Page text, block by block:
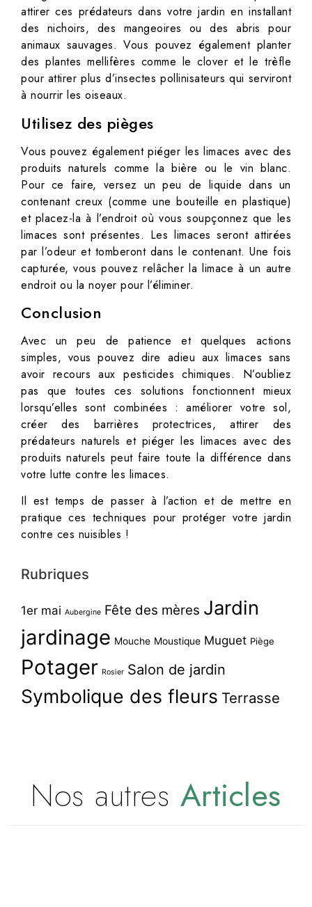
attirer ces prédateurs dans votre jardin en installant
des nichoirs, des mangeoires ou des abris pour
animaux sauvages. Vous pouvez également planter
des plantes mellifères comme le clover et le trèfle
pour attirer plus d’insectes pollinisateurs qui serviront
à nourrir les oiseaux.
Utilisez des pièges
Vous pouvez également piéger les limaces avec des
produits naturels comme la bière ou le vin blanc.
Pour ce faire, versez un peu de liquide dans un
contenant creux (comme une bouteille en plastique)
et placez-la à l’endroit où vous soupçonnez que les
limaces sont présentes. Les limaces seront attirées
par l’odeur et tomberont dans le contenant. Une fois
capturée, vous pouvez relâcher la limace à un autre
endroit ou la noyer pour l’éliminer.
Conclusion
Avec un peu de patience et quelques actions
simples, vous pouvez dire adieu aux limaces sans
avoir recours aux pesticides chimiques. N’oubliez
pas que toutes ces solutions fonctionnent mieux
lorsqu’elles sont combinées : améliorer votre sol,
créer des barrières protectrices, attirer des
prédateurs naturels et piéger les limaces avec des
produits naturels peut faire toute la différence dans
votre lutte contre les limaces.
Il est temps de passer à l’action et de mettre en
pratique ces techniques pour protéger votre jardin
contre ces nuisibles !
Rubriques
1er mai Aubergine Fête des mères Jardin
jardinage Mouche Moustique Muguet Piège
Potager Rosier Salon de jardin
Symbolique des fleurs Terrasse
Nos autres Articles